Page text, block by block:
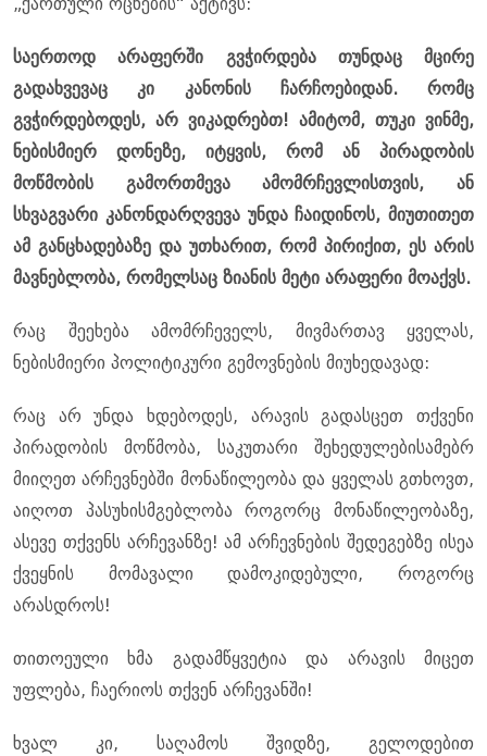
„ქართული ოცნების“ აქტივს:
საერთოდ არაფერში გვჭირდება თუნდაც მცირე
გადახვევაც კი კანონის ჩარჩოებიდან. რომც
გვჭირდებოდეს, არ ვიკადრებთ! ამიტომ, თუკი ვინმე,
ნებისმიერ დონეზე, იტყვის, რომ ან პირადობის
მოწმობის გამორთმევა ამომრჩევლისთვის, ან
სხვაგვარი კანონდარღვევა უნდა ჩაიდინოს, მიუთითეთ
ამ განცხადებაზე და უთხარით, რომ პირიქით, ეს არის
მავნებლობა, რომელსაც ზიანის მეტი არაფერი მოაქვს.
რაც შეეხება ამომრჩეველს, მივმართავ ყველას,
ნებისმიერი პოლიტიკური გემოვნების მიუხედავად:
რაც არ უნდა ხდებოდეს, არავის გადასცეთ თქვენი
პირადობის მოწმობა, საკუთარი შეხედულებისამებრ
მიიღეთ არჩევნებში მონაწილეობა და ყველას გთხოვთ,
აიღოთ პასუხისმგებლობა როგორც მონაწილეობაზე,
ასევე თქვენს არჩევანზე! ამ არჩევნების შედეგებზე ისეა
ქვეყნის მომავალი დამოკიდებული, როგორც
არასდროს!
თითოეული ხმა გადამწყვეტია და არავის მიცეთ
უფლება, ჩაერიოს თქვენ არჩევანში!
ხვალ კი, საღამოს შვიდზე, გელოდებით